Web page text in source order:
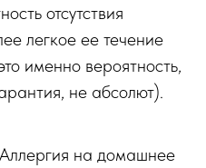
отсутствия
легкое ее течение
именно вероятность,
не абсолют).
на домашнее